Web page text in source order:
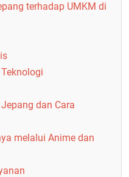
terhadap UMKM di
dan Cara
melalui Anime dan